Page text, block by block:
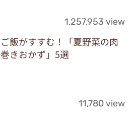
1,257,953 view
ご飯がすすむ！「夏野菜の肉
巻きおかず」5選
11,780 view